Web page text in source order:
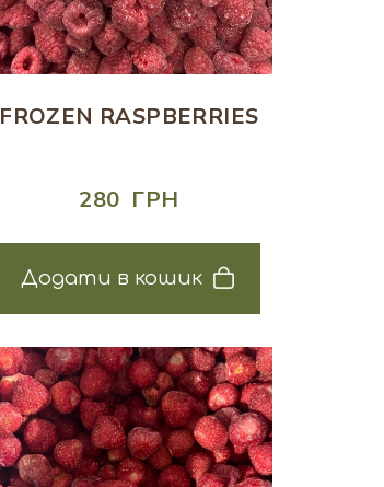
FROZEN RASPBERRIES
280  ГРН
Додати в кошик